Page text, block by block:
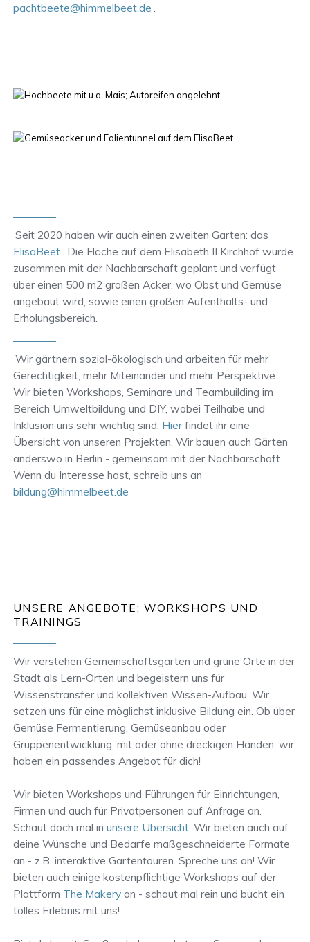
pachtbeete@himmelbeet.de .
Seit 2020 haben wir auch einen zweiten Garten: das
ElisaBeet. Die Fläche auf dem Elisabeth II Kirchhof wurde
zusammen mit der Nachbarschaft geplant und verfügt
über einen 500 m2 großen Acker, wo Obst und Gemüse
angebaut wird, sowie einen großen Aufenthalts- und
Erholungsbereich.
Wir gärtnern sozial-ökologisch und arbeiten für mehr
Gerechtigkeit, mehr Miteinander und mehr Perspektive.
Wir bieten Workshops, Seminare und Teambuilding im
Bereich Umweltbildung und DIY, wobei Teilhabe und
Inklusion uns sehr wichtig sind. Hierfindet ihr eine
Übersicht von unseren Projekten. Wir bauen auch Gärten
anderswo in Berlin - gemeinsam mit der Nachbarschaft.
Wenn du Interesse hast, schreib uns an
bildung@himmelbeet.de
UNSERE ANGEBOTE: WORKSHOPS UND
TRAININGS
Wir verstehen Gemeinschaftsgärten und grüne Orte in der
Stadt als Lern-Orten und begeistern uns für
Wissenstransfer und kollektiven Wissen-Aufbau. Wir
setzen uns für eine möglichst inklusive Bildung ein. Ob über
Gemüse Fermentierung, Gemüseanbau oder
Gruppenentwicklung, mit oder ohne dreckigen Händen, wir
haben ein passendes Angebot für dich!
Wir bieten Workshops und Führungen für Einrichtungen,
Firmen und auch für Privatpersonen auf Anfrage an.
Schaut doch mal in unsere Übersicht. Wir bieten auch auf
deine Wünsche und Bedarfe maßgeschneiderte Formate
an - z.B. interaktive Gartentouren. Spreche uns an! Wir
bieten auch einige kostenpflichtige Workshops auf der
Plattform The Makeryan - schaut mal rein und bucht ein
tolles Erlebnis mit uns!